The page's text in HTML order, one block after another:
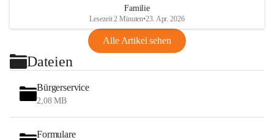
Familie
Lesezeit 2 Minuten•23. Apr. 2026
Alle Artikel sehen
Dateien
Bürgerservice
2,08 MB
Formulare